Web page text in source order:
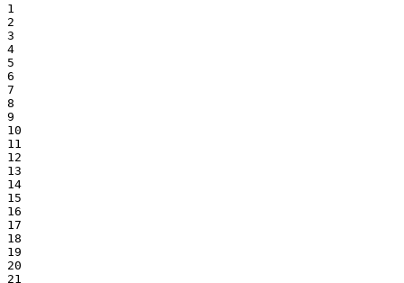
1
2
3
4
5
6
7
8
9
10
11
12
13
14
15
16
17
18
19
20
21